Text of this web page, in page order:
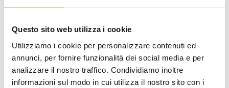
Questo sito web utilizza i cookie
Utilizziamo i cookie per personalizzare contenuti ed
annunci, per fornire funzionalità dei social media e per
analizzare il nostro traffico. Condividiamo inoltre
informazioni sul modo in cui utilizza il nostro sito con i
GESTIONE DELLA
REPUTAZIONE ONLINE